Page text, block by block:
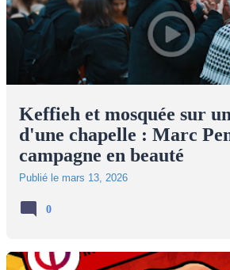
Keffieh et mosquée sur
d'une chapelle : Marc
campagne en beauté
Publié le mars 13, 2026
0